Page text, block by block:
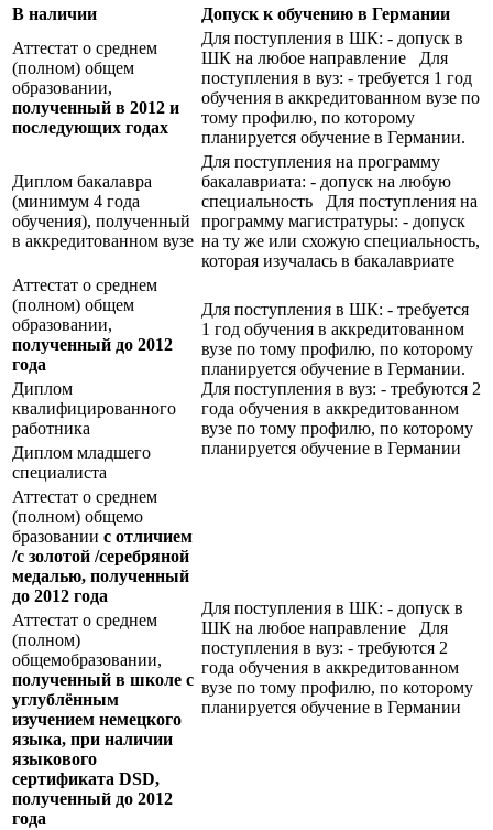
В наличии
Допуск к обучению в Германии
Аттестат о среднем
(полном) общем
образовании,
полученный в 2012 и
последующих годах
Для поступления в ШК: - допуск в
ШК на любое направление Для
поступления в вуз: - требуется 1 год
обучения в аккредитованном вузе по
тому профилю, по которому
планируется обучение в Германии.
Диплом бакалавра
(минимум 4 года
обучения), полученный
в аккредитованном вузе
Для поступления на программу
бакалавриата: - допуск на любую
специальность Для поступления на
программу магистратуры: - допуск
на ту же или схожую специальность,
которая изучалась в бакалавриате
Аттестат о среднем
(полном) общем
образовании,
полученный до 2012
года
Для поступления в ШК: - требуется
1 год обучения в аккредитованном
вузе по тому профилю, по которому
планируется обучение в Германии.
Для поступления в вуз: - требуются 2
года обучения в аккредитованном
вузе по тому профилю, по которому
планируется обучение в Германии
Диплом
квалифицированного
работника
Диплом младшего
специалиста
Аттестат о среднем
(полном) общемо
бразовании с отличием
/с золотой /серебряной
медалью, полученный
до 2012 года
Для поступления в ШК: - допуск в
ШК на любое направление Для
поступления в вуз: - требуются 2
года обучения в аккредитованном
вузе по тому профилю, по которому
планируется обучение в Германии
Аттестат о среднем
(полном)
общемобразовании,
полученный в школе с
углублённым
изучением немецкого
языка, при наличии
языкового
сертификата DSD,
полученный до 2012
года